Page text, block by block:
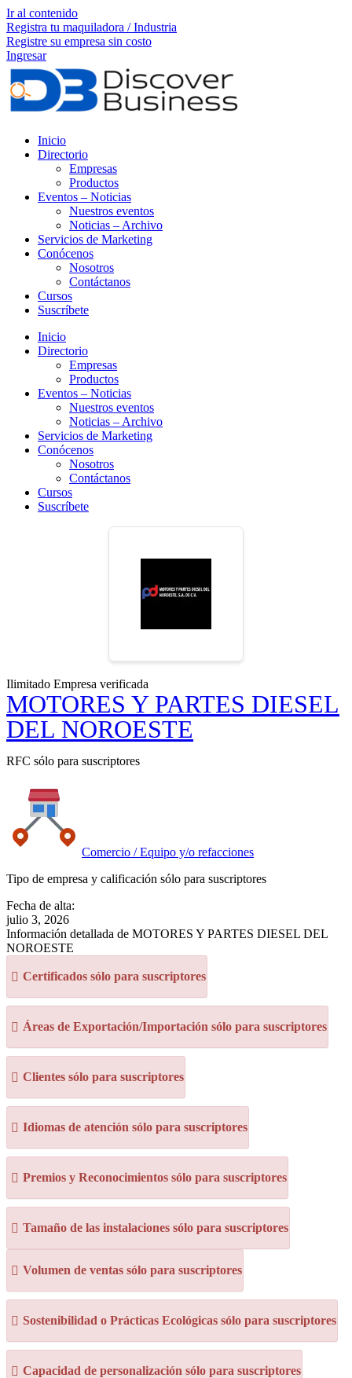
Ir al contenido
Registra tu maquiladora / Industria
Registre su empresa sin costo
Ingresar
Inicio
Directorio
Empresas
Productos
Eventos – Noticias
Nuestros eventos
Noticias – Archivo
Servicios de Marketing
Conócenos
Nosotros
Contáctanos
Cursos
Suscríbete
Inicio
Directorio
Empresas
Productos
Eventos – Noticias
Nuestros eventos
Noticias – Archivo
Servicios de Marketing
Conócenos
Nosotros
Contáctanos
Cursos
Suscríbete
Ilimitado Empresa verificada
MOTORES Y PARTES DIESEL
DEL NOROESTE
RFC sólo para suscriptores
Comercio / Equipo y/o refacciones
Tipo de empresa y calificación sólo para suscriptores
Fecha de alta:
julio 3, 2026
Información detallada de MOTORES Y PARTES DIESEL DEL
NOROESTE
Certificados sólo para suscriptores
Áreas de Exportación/Importación sólo para suscriptores
Clientes sólo para suscriptores
Idiomas de atención sólo para suscriptores
Premios y Reconocimientos sólo para suscriptores
Tamaño de las instalaciones sólo para suscriptores
Volumen de ventas sólo para suscriptores
Sostenibilidad o Prácticas Ecológicas sólo para suscriptores
Capacidad de personalización sólo para suscriptores